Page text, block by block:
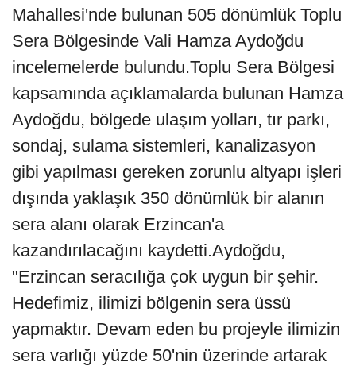
Mahallesi'nde bulunan 505 dönümlük Toplu
Sera Bölgesinde Vali Hamza Aydoğdu
incelemelerde bulundu.Toplu Sera Bölgesi
kapsamında açıklamalarda bulunan Hamza
Aydoğdu, bölgede ulaşım yolları, tır parkı,
sondaj, sulama sistemleri, kanalizasyon
gibi yapılması gereken zorunlu altyapı işleri
dışında yaklaşık 350 dönümlük bir alanın
sera alanı olarak Erzincan'a
kazandırılacağını kaydetti.Aydoğdu,
"Erzincan seracılığa çok uygun bir şehir.
Hedefimiz, ilimizi bölgenin sera üssü
yapmaktır. Devam eden bu projeyle ilimizin
sera varlığı yüzde 50'nin üzerinde artarak